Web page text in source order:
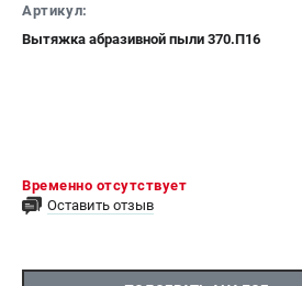
Артикул:
Вытяжка абразивной пыли 370.П16
Временно отсутствует
Оставить отзыв